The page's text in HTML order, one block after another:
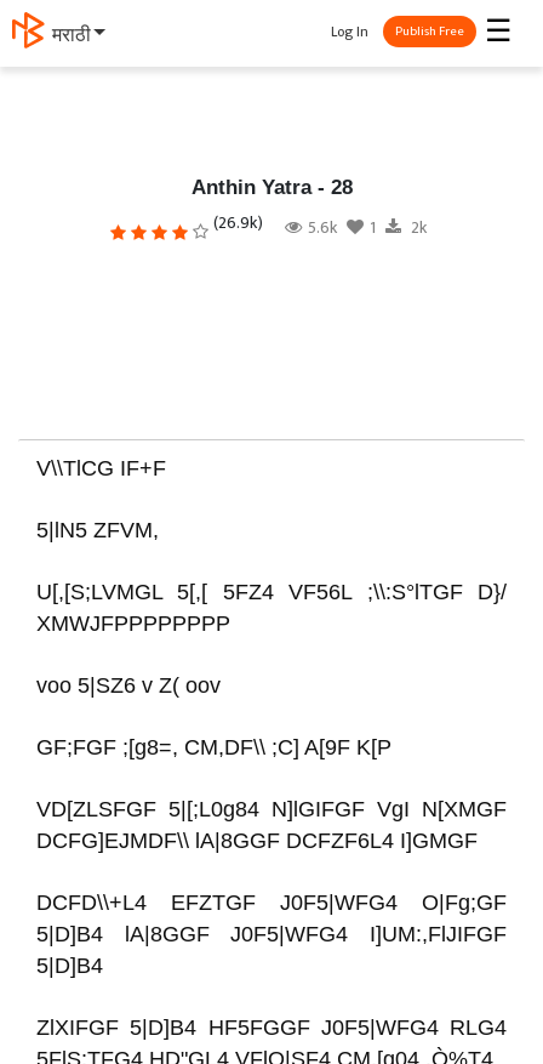
தமிழ் ☰
Log In Publish Free
Anthin Yatra - 28
(26.9k) 5.6k 1 2k
V\\TlCG IF+F
5|lN5 ZFVM,
U[,[S;LVMGL 5[,[ 5FZ4 VF56L ;\\:S°lTGF D}/
XMWJFPPPPPPPP
voo 5|SZ6 v Z( oov
GF;FGF ;[g8=, CM,DF\\ ;C] A[9F K[P
VD[ZLSFGF 5|[;L0g84 N]lGIFGF VgI N[XMGF
DCFG]EJMDF\\ lA|8GGF DCFZF6L4 I]GMGF
DCFD\\+L4 EFZTGF J0F5|WFG4 O|Fg;GF
5|D]B4 lA|8GGF J0F5|WFG4 I]UM:,FlJIFGF
5|D]B4
ZlXIFGF 5|D]B4 HF5FGGF J0F5|WFG4 RLG4
5FlS:TFG4 HD"GL4 VFlO|SF4 CM,[g04 .Ò%T4